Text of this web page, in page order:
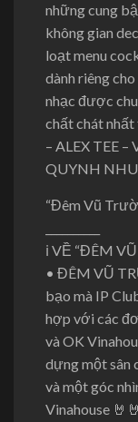
những cung
không gian
loạt menu
dành riêng
nhạc được
chất chát
– ALEX TEE
QUYNH
“Đêm Vũ
ℹ VỀ “ĐÊM
• ĐÊM VŨ
bạo mà IP
hợp với các
và OK
dựng một sân
và một góc
Vinahouse 🤘 🤘